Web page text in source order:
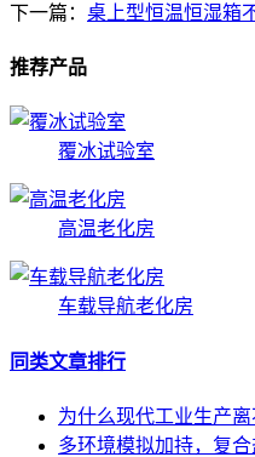
下一篇： 桌上型恒温恒湿箱
推荐产品
覆冰试验室
高温老化房
车载导航老化房
同类文章排行
为什么现代工业生产
多环境模拟加持，复